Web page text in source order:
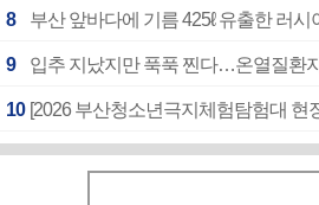
8 부산 앞바다에 기름 425ℓ 유출한 러시
9 입추 지났지만 푹푹 찐다…온열질환
10